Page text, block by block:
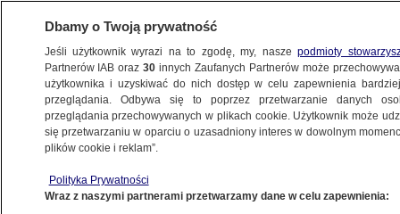
46. FESTIWAL W GDYNI
dla filmu "Wszystkie nasze strachy"
Dbamy o Twoją prywatność
Jeśli użytkownik wyrazi na to zgodę, my, naszepodmioty
Partnerów IAB oraz30 innych Zaufanych Partnerów może
użytkownika i uzyskiwać do nich dostęp w celu zapewnienia
przeglądania. Odbywa się to poprzez przetwarzanie danych
przeglądania przechowywanych w plikach cookie. Użytkownik może
się przetwarzaniu w oparciu o uzasadniony interes w dowolnym
plików cookie i reklam”.
Polityka Prywatności
Wraz z naszymi partnerami przetwarzamy dane w celu zapewnienia: